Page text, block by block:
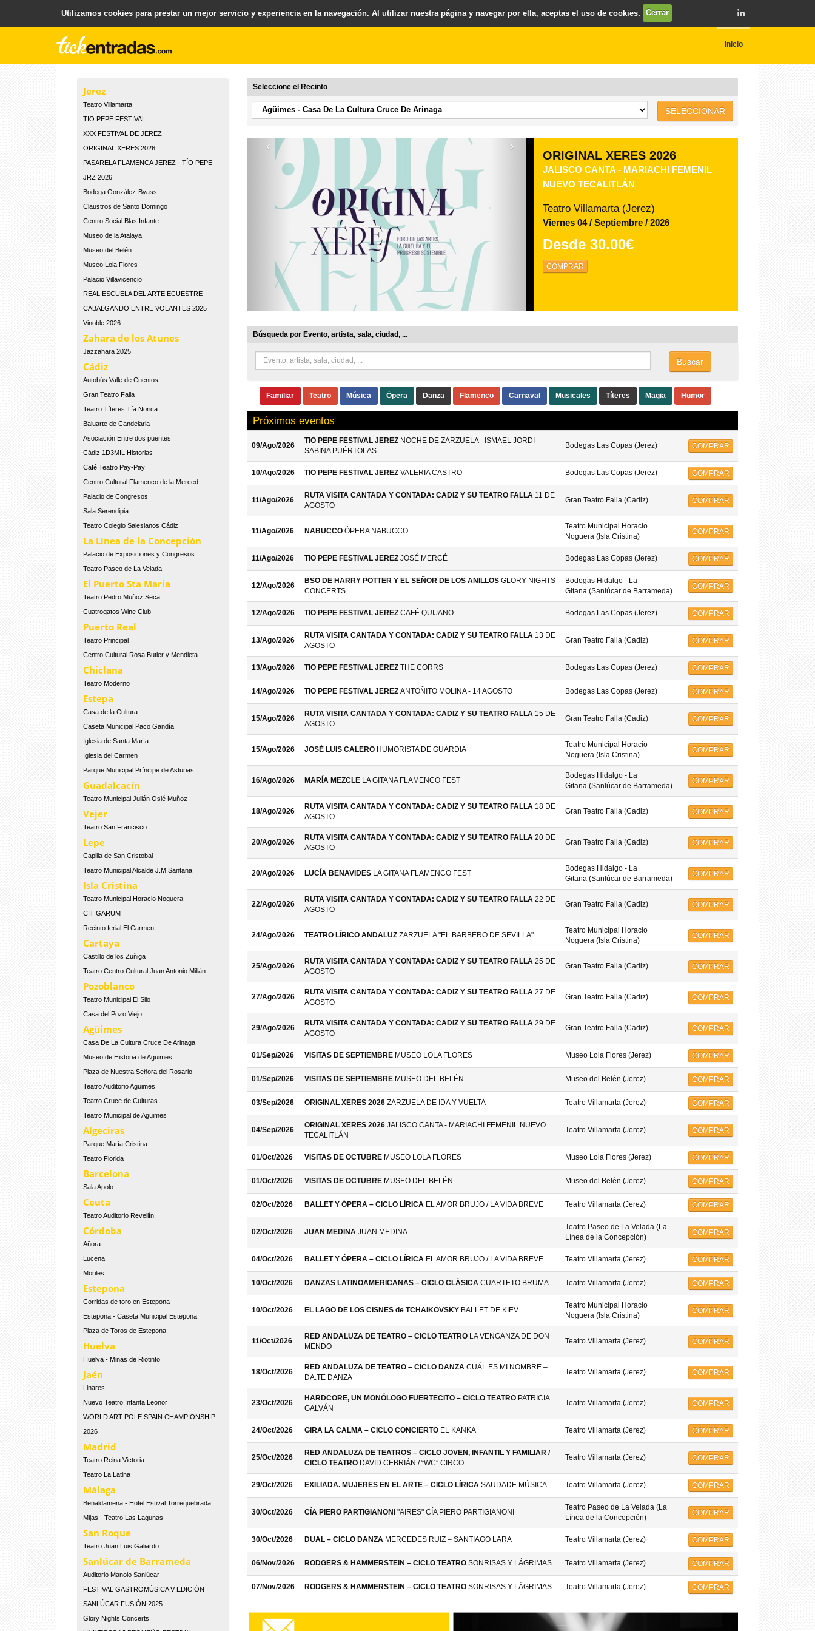
Plataforma para la Venta y Gestion de Entradas .
Inicio
Jerez
Teatro Villamarta
TIO PEPE FESTIVAL
XXX FESTIVAL DE JEREZ
ORIGINAL XERES 2026
PASARELA FLAMENCA JEREZ - TÍO PEPE
JRZ 2026
Bodega González-Byass
Claustros de Santo Domingo
Centro Social Blas Infante
Museo de la Atalaya
Museo del Belén
Museo Lola Flores
Palacio Villavicencio
REAL ESCUELA DEL ARTE ECUESTRE –
CABALGANDO ENTRE VOLANTES 2025
Vinoble 2026
Zahara de los Atunes
Jazzahara 2025
Cádiz
Autobús Valle de Cuentos
Gran Teatro Falla
Teatro Títeres Tía Norica
Baluarte de Candelaria
Asociación Entre dos puentes
Cádiz 1D3MIL Historias
Café Teatro Pay-Pay
Centro Cultural Flamenco de la Merced
Palacio de Congresos
Sala Serendipia
Teatro Colegio Salesianos Cádiz
La Línea de la Concepción
Palacio de Exposiciones y Congresos
Teatro Paseo de La Velada
El Puerto Sta Maria
Teatro Pedro Muñoz Seca
Cuatrogatos Wine Club
Puerto Real
Teatro Principal
Centro Cultural Rosa Butler y Mendieta
Chiclana
Teatro Moderno
Estepa
Casa de la Cultura
Caseta Municipal Paco Gandía
Iglesia de Santa María
Iglesia del Carmen
Parque Municipal Príncipe de Asturias
Guadalcacín
Teatro Municipal Julián Oslé Muñoz
Vejer
Teatro San Francisco
Lepe
Capilla de San Cristobal
Teatro Municipal Alcalde J.M.Santana
Isla Cristina
Teatro Municipal Horacio Noguera
CIT GARUM
Recinto ferial El Carmen
Cartaya
Castillo de los Zuñiga
Teatro Centro Cultural Juan Antonio Millán
Pozoblanco
Teatro Municipal El Silo
Casa del Pozo Viejo
Agüimes
Casa De La Cultura Cruce De Arinaga
Museo de Historia de Agüimes
Plaza de Nuestra Señora del Rosario
Teatro Auditorio Agüimes
Teatro Cruce de Culturas
Teatro Municipal de Agüimes
Algeciras
Parque María Cristina
Teatro Florida
Barcelona
Sala Apolo
Ceuta
Teatro Auditorio Revellín
Córdoba
Añora
Lucena
Moriles
Estepona
Corridas de toro en Estepona
Estepona - Caseta Municipal Estepona
Plaza de Toros de Estepona
Huelva
Huelva - Minas de Riotinto
Jaén
Linares
Nuevo Teatro Infanta Leonor
WORLD ART POLE SPAIN CHAMPIONSHIP
2026
Madrid
Teatro Reina Victoria
Teatro La Latina
Málaga
Benaldamena - Hotel Estival Torrequebrada
Mijas - Teatro Las Lagunas
San Roque
Teatro Juan Luis Galiardo
Sanlúcar de Barrameda
Auditorio Manolo Sanlúcar
FESTIVAL GASTROMÚSICA V EDICIÓN
SANLÚCAR FUSIÓN 2025
Glory Nights Concerts
Seleccione el Recinto
SELECCIONAR
‹ ›
TIO PEPE FESTIVAL JEREZ
NOCHE DE ZARZUELA - ISMAEL JORDI -
SABINA PUÉRTOLAS
Bodegas Las Copas (Jerez)
Domingo 09 / Agosto / 2026
Desde 32.00€
COMPRAR
Búsqueda por Evento, artista, sala, ciudad, ...
Buscar
Familiar Teatro Música Ópera Danza Flamenco Carnaval Musicales Títeres Magia Humor
Próximos eventos
09/Ago/2026
TIO PEPE FESTIVAL JEREZ NOCHE DE ZARZUELA - ISMAEL JORDI -
SABINA PUÉRTOLAS
Bodegas Las Copas (Jerez) COMPRAR
10/Ago/2026 TIO PEPE FESTIVAL JEREZ VALERIA CASTRO Bodegas Las Copas (Jerez) COMPRAR
11/Ago/2026
RUTA VISITA CANTADA Y CONTADA: CADIZ Y SU TEATRO FALLA 11 DE
AGOSTO
Gran Teatro Falla (Cadiz) COMPRAR
11/Ago/2026 NABUCCO ÓPERA NABUCCO
Teatro Municipal Horacio
Noguera (Isla Cristina)
COMPRAR
11/Ago/2026 TIO PEPE FESTIVAL JEREZ JOSÉ MERCÉ Bodegas Las Copas (Jerez) COMPRAR
12/Ago/2026
BSO DE HARRY POTTER Y EL SEÑOR DE LOS ANILLOS GLORY NIGHTS
CONCERTS
Bodegas Hidalgo - La
Gitana (Sanlúcar de Barrameda)
COMPRAR
12/Ago/2026 TIO PEPE FESTIVAL JEREZ CAFÉ QUIJANO Bodegas Las Copas (Jerez) COMPRAR
13/Ago/2026
RUTA VISITA CANTADA Y CONTADA: CADIZ Y SU TEATRO FALLA 13 DE
AGOSTO
Gran Teatro Falla (Cadiz) COMPRAR
13/Ago/2026 TIO PEPE FESTIVAL JEREZ THE CORRS Bodegas Las Copas (Jerez) COMPRAR
14/Ago/2026 TIO PEPE FESTIVAL JEREZ ANTOÑITO MOLINA - 14 AGOSTO Bodegas Las Copas (Jerez) COMPRAR
15/Ago/2026
RUTA VISITA CANTADA Y CONTADA: CADIZ Y SU TEATRO FALLA 15 DE
AGOSTO
Gran Teatro Falla (Cadiz) COMPRAR
15/Ago/2026 JOSÉ LUIS CALERO HUMORISTA DE GUARDIA
Teatro Municipal Horacio
Noguera (Isla Cristina)
COMPRAR
16/Ago/2026 MARÍA MEZCLE LA GITANA FLAMENCO FEST
Bodegas Hidalgo - La
Gitana (Sanlúcar de Barrameda)
COMPRAR
18/Ago/2026
RUTA VISITA CANTADA Y CONTADA: CADIZ Y SU TEATRO FALLA 18 DE
AGOSTO
Gran Teatro Falla (Cadiz) COMPRAR
20/Ago/2026
RUTA VISITA CANTADA Y CONTADA: CADIZ Y SU TEATRO FALLA 20 DE
AGOSTO
Gran Teatro Falla (Cadiz) COMPRAR
20/Ago/2026 LUCÍA BENAVIDES LA GITANA FLAMENCO FEST
Bodegas Hidalgo - La
Gitana (Sanlúcar de Barrameda)
COMPRAR
22/Ago/2026
RUTA VISITA CANTADA Y CONTADA: CADIZ Y SU TEATRO FALLA 22 DE
AGOSTO
Gran Teatro Falla (Cadiz) COMPRAR
24/Ago/2026 TEATRO LÍRICO ANDALUZ ZARZUELA "EL BARBERO DE SEVILLA"
Teatro Municipal Horacio
Noguera (Isla Cristina)
COMPRAR
25/Ago/2026
RUTA VISITA CANTADA Y CONTADA: CADIZ Y SU TEATRO FALLA 25 DE
AGOSTO
Gran Teatro Falla (Cadiz) COMPRAR
27/Ago/2026
RUTA VISITA CANTADA Y CONTADA: CADIZ Y SU TEATRO FALLA 27 DE
AGOSTO
Gran Teatro Falla (Cadiz) COMPRAR
29/Ago/2026
RUTA VISITA CANTADA Y CONTADA: CADIZ Y SU TEATRO FALLA 29 DE
AGOSTO
Gran Teatro Falla (Cadiz) COMPRAR
01/Sep/2026 VISITAS DE SEPTIEMBRE MUSEO LOLA FLORES Museo Lola Flores (Jerez) COMPRAR
01/Sep/2026 VISITAS DE SEPTIEMBRE MUSEO DEL BELÉN Museo del Belén (Jerez) COMPRAR
03/Sep/2026 ORIGINAL XERES 2026 ZARZUELA DE IDA Y VUELTA Teatro Villamarta (Jerez) COMPRAR
04/Sep/2026
ORIGINAL XERES 2026 JALISCO CANTA - MARIACHI FEMENIL NUEVO
TECALITLÁN
Teatro Villamarta (Jerez) COMPRAR
01/Oct/2026 VISITAS DE OCTUBRE MUSEO LOLA FLORES Museo Lola Flores (Jerez) COMPRAR
01/Oct/2026 VISITAS DE OCTUBRE MUSEO DEL BELÉN Museo del Belén (Jerez) COMPRAR
02/Oct/2026 BALLET Y ÓPERA – CICLO LÍRICA EL AMOR BRUJO / LA VIDA BREVE Teatro Villamarta (Jerez) COMPRAR
02/Oct/2026 JUAN MEDINA JUAN MEDINA
Teatro Paseo de La Velada (La
Línea de la Concepción)
COMPRAR
04/Oct/2026 BALLET Y ÓPERA – CICLO LÍRICA EL AMOR BRUJO / LA VIDA BREVE Teatro Villamarta (Jerez) COMPRAR
10/Oct/2026 DANZAS LATINOAMERICANAS – CICLO CLÁSICA CUARTETO BRUMA Teatro Villamarta (Jerez) COMPRAR
10/Oct/2026 EL LAGO DE LOS CISNES de TCHAIKOVSKY BALLET DE KIEV
Teatro Municipal Horacio
Noguera (Isla Cristina)
COMPRAR
11/Oct/2026
RED ANDALUZA DE TEATRO – CICLO TEATRO LA VENGANZA DE DON
MENDO
Teatro Villamarta (Jerez) COMPRAR
18/Oct/2026
RED ANDALUZA DE TEATRO – CICLO DANZA CUÁL ES MI NOMBRE –
DA.TE DANZA
Teatro Villamarta (Jerez) COMPRAR
23/Oct/2026
HARDCORE, UN MONÓLOGO FUERTECITO – CICLO TEATRO PATRICIA
GALVÁN
Teatro Villamarta (Jerez) COMPRAR
24/Oct/2026 GIRA LA CALMA – CICLO CONCIERTO EL KANKA Teatro Villamarta (Jerez) COMPRAR
25/Oct/2026
RED ANDALUZA DE TEATROS – CICLO JOVEN, INFANTIL Y FAMILIAR /
CICLO TEATRO DAVID CEBRIÁN / “WC” CIRCO
Teatro Villamarta (Jerez) COMPRAR
29/Oct/2026 EXILIADA. MUJERES EN EL ARTE – CICLO LÍRICA SAUDADE MÚSICA Teatro Villamarta (Jerez) COMPRAR
30/Oct/2026 CÍA PIERO PARTIGIANONI "AIRES" CÍA PIERO PARTIGIANONI
Teatro Paseo de La Velada (La
Línea de la Concepción)
COMPRAR
30/Oct/2026 DUAL – CICLO DANZA MERCEDES RUIZ – SANTIAGO LARA Teatro Villamarta (Jerez) COMPRAR
06/Nov/2026 RODGERS & HAMMERSTEIN – CICLO TEATRO SONRISAS Y LÁGRIMAS Teatro Villamarta (Jerez) COMPRAR
07/Nov/2026 RODGERS & HAMMERSTEIN – CICLO TEATRO SONRISAS Y LÁGRIMAS Teatro Villamarta (Jerez) COMPRAR
Utilizamos cookies para prestar un mejor servicio y experiencia en la navegación. Al utilizar nuestra página y navegar por ella, aceptas el uso de cookies. Cerrar